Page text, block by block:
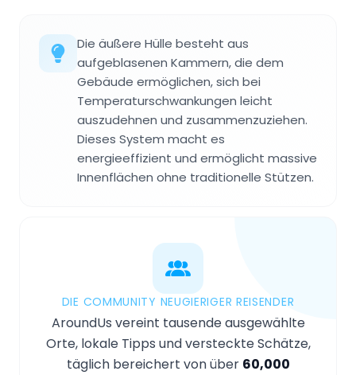
Die äußere Hülle besteht aus
aufgeblasenen Kammern, die dem
Gebäude ermöglichen, sich bei
Temperaturschwankungen leicht
auszudehnen und zusammenzuziehen.
Dieses System macht es
energieeffizient und ermöglicht massive
Innenflächen ohne traditionelle Stützen.
DIE COMMUNITY NEUGIERIGER REISENDER
AroundUs vereint tausende ausgewählte
Orte, lokale Tipps und versteckte Schätze,
täglich bereichert von über 60,000